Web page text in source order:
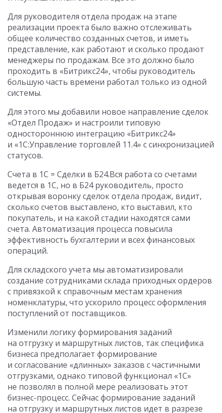
Для руководителя отдела продаж на этапе
реализации проекта было важно отслеживать
общее количество созданных счетов, и иметь
представление, как работают и сколько продают
менеджеры по продажам. Все это должно было
проходить в «Битрикс24», чтобы руководитель
большую часть времени работал только из одной
системы.
Для этого мы добавили новое направление сделок
«Отдел Продаж» и настроили типовую
одностороннюю интеграцию «Битрикс24»
и «1С:Управление торговлей 11.4» с синхронизацией
статусов.
Счета в 1С = Сделки в Б24.Вся работа со счетами
ведется в 1С, но в Б24 руководитель, просто
открывая воронку сделок отдела продаж, видит,
сколько счетов выставлено, кто выставил, кто
покупатель, и на какой стадии находятся сами
счета. Автоматизация процесса повысила
эффективность бухгалтерии и всех финансовых
операций.
Для складского учета мы автоматизировали
создание сотрудниками склада приходных ордеров
с привязкой к справочным местам хранения
номенклатуры, что ускорило процесс оформления
поступлений от поставщиков.
Изменили логику формирования заданий
на отгрузку и маршрутных листов, так специфика
бизнеса предполагает формирование
и согласование «длинных» заказов с частичными
отгрузками, однако типовой функционал «1С»
не позволял в полной мере реализовать этот
бизнес-процесс. Сейчас формирование заданий
на отгрузку и маршрутных листов идет в разрезе